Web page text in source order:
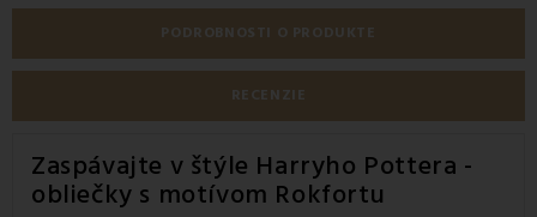
PODROBNOSTI O PRODUKTE
RECENZIE
Zaspávajte v štýle Harryho Pottera -
obliečky s motívom Rokfortu